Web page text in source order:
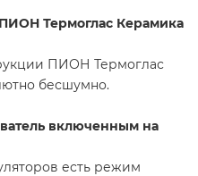
Термоглас Керамика
ПИОН Термоглас
бесшумно.
включенным на
есть режим